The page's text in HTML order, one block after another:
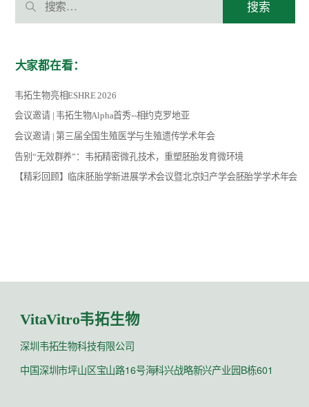
索：
大家都在看：
韦拓生物亮相ESHRE 2026
会议邀请 | 韦拓生物Alpha首秀--相约克罗地亚
会议邀请 | 第三届全国生殖医学与生殖遗传学术年会
告别“无效群养”：韦拓精密微孔技术，重塑胚胎发育微环境
【精彩回顾】临床胚胎学新进展学术会议暨北京妇产学会胚胎学学术年会
VitaVitro韦拓生物
深圳韦拓生物科技有限公司
中国深圳市坪山区宝山路16号海科兴战略新兴产业园B栋601